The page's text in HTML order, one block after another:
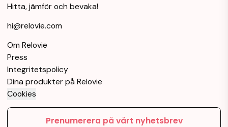
Hitta, jämför och bevaka!
hi@relovie.com
Om Relovie
Press
Integritetspolicy
Dina produkter på Relovie
Cookies
Prenumerera på vårt nyhetsbrev